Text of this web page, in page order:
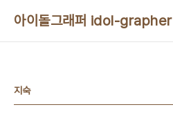
아이돌그래퍼 idol-grapher
지숙